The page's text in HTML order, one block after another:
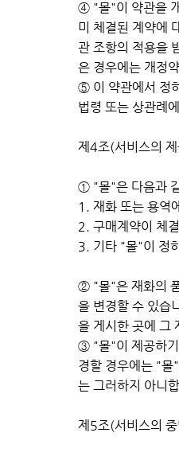
④ "몰"이 약관을
미 체결된 계약에
관 조항의 적용을
은 경우에는 개정
⑤ 이 약관에서 정
법령 또는 상관례
제4조(서비스의
① "몰"은 다음과
1. 재화 또는 용역
2. 구매계약이 체
3. 기타 "몰"이 정
② "몰"은 재화의
을 변경할 수 있습
을 게시한 곳에 그
③ "몰"이 제공하기
경할 경우에는 "몰
는 그러하지 아니
제5조(서비스의